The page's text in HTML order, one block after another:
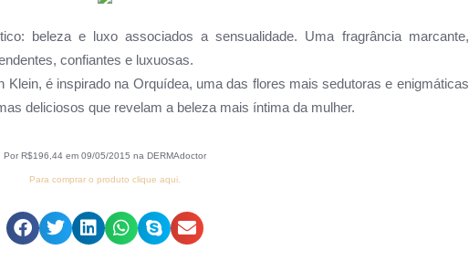
beleza e luxo associados a sensualidade. Uma fragrância marcante,
confiantes e luxuosas.
Klein, é inspirado na Orquídea, uma das flores mais sedutoras e enigmáticas
deliciosos que revelam a beleza mais íntima da mulher.
Por R$196,44 em 09/05/2015 na DERMAdoctor
Para comprar o produto clique aqui.